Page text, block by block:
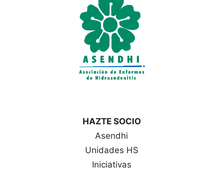
HAZTE SOCIO
Asendhi
Unidades HS
Iniciativas